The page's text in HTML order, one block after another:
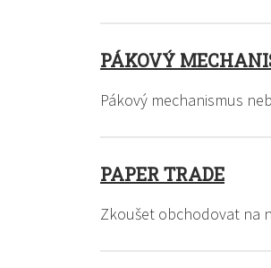
PÁKOVÝ
Pákový mechanismus
PAPER TRADE
Zkoušet obchodovat na